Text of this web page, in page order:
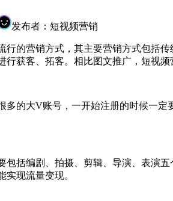
发布者：短视频营销
营销方式，其主要营销方式包括传
行获客、拓客。相比图文推广，短视
的大V账号，一开始注册的时候一定
编剧、拍摄、剪辑、导演、表演五
实现流量变现。